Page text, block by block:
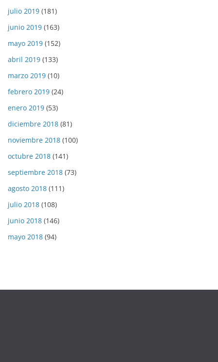
julio 2019 (181)
junio 2019 (163)
mayo 2019 (152)
abril 2019 (133)
marzo 2019 (10)
febrero 2019 (24)
enero 2019 (53)
diciembre 2018 (81)
noviembre 2018 (100)
octubre 2018 (141)
septiembre 2018 (73)
agosto 2018 (111)
julio 2018 (108)
junio 2018 (146)
mayo 2018 (94)